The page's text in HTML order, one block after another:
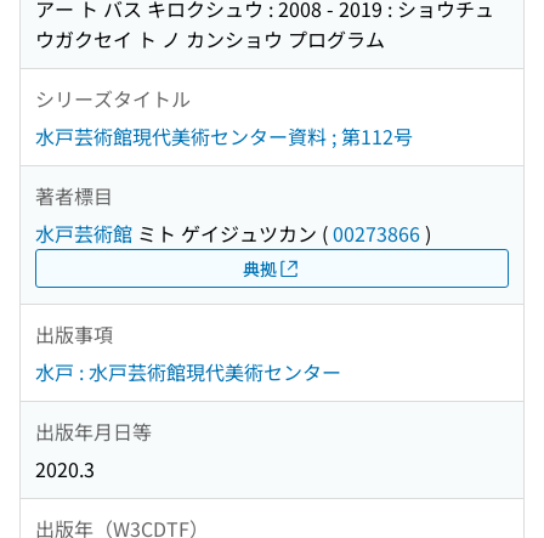
アー ト バス キロクシュウ : 2008 - 2019 : ショウチュ
ウガクセイ ト ノ カンショウ プログラム
シリーズタイトル
水戸芸術館現代美術センター資料 ; 第112号
著者標目
水戸芸術館 ミト ゲイジュツカン (00273866)
典拠
出版事項
水戸 : 水戸芸術館現代美術センター
出版年月日等
2020.3
出版年（W3CDTF）